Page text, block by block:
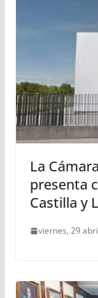
La
presenta
Castilla y
viernes, 29